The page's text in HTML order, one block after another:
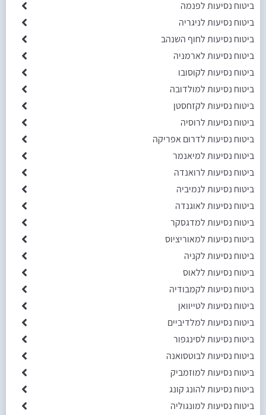
ביטוח נסיעות לפנמה
ביטוח נסיעות לניגריה
ביטוח נסיעות לחוף השנהב
ביטוח נסיעות לארמניה
ביטוח נסיעות לקוסובו
ביטוח נסיעות למולדובה
ביטוח נסיעות לקזחסטן
ביטוח נסיעות לרוסיה
ביטוח נסיעות לדרום אפריקה
ביטוח נסיעות למיאנמר
ביטוח נסיעות לרואנדה
ביטוח נסיעות לנמיביה
ביטוח נסיעות לאוגנדה
ביטוח נסיעות למדגסקר
ביטוח נסיעות למאוריציוס
ביטוח נסיעות לקניה
ביטוח נסיעות ללאוס
ביטוח נסיעות לקמבודיה
ביטוח נסיעות לטייוואן
ביטוח נסיעות למלדיביים
ביטוח נסיעות לסינגפור
ביטוח נסיעות לבוטסואנה
ביטוח נסיעות למוזמביק
ביטוח נסיעות להונג קונג
ביטוח נסיעות למונגוליה